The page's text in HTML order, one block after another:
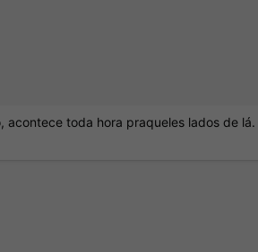
acontece toda hora praqueles lados de lá.